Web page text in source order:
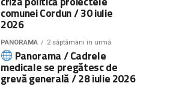
comunei Cordun / 30 iulie
2026
PANORAMA 2 săptămâni în urmă
Panorama / Cadrele
medicale se pregătesc de
grevă generală / 28 iulie 2026